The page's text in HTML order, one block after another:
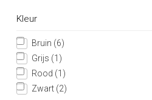
Kleur
Bruin (6)
Grijs (1)
Rood (1)
Zwart (2)